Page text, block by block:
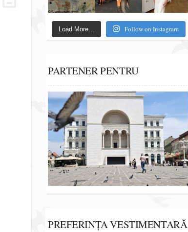
Load More... Follow on Instagram
PARTENER PENTRU
PREFERINȚA VESTIMENTARĂ